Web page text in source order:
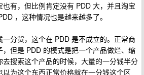
有，但比例肯定没有 PDD 大，并且淘宝
，这种情况也是越来越多了。
分货，这个在 PDD 是不成立的。正常商
，但是 PDD 的模式是把一个产品做烂、缩
搜索这个产品的时候，大量的一分钱半分
以为这个东西正常价格就在一分钱这个区